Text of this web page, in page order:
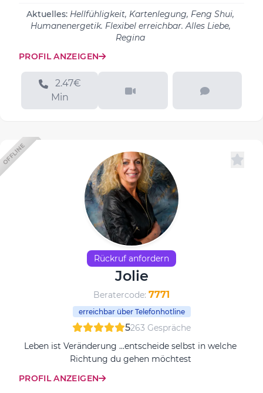
Aktuelles: Hellfühligkeit, Kartenlegung, Feng Shui,
Humanenergetik. Flexibel erreichbar. Alles Liebe,
Regina
PROFIL ANZEIGEN
Min
OFFLINE
Rückruf anfordern
Jolie
Beratercode: 7771
erreichbar über Telefonhotline
5263 Gespräche
Leben ist Veränderung ...entscheide selbst in welche
Richtung du gehen möchtest
PROFIL ANZEIGEN